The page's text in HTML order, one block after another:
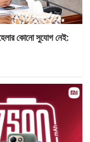
কোনো সুযোগ নেই: